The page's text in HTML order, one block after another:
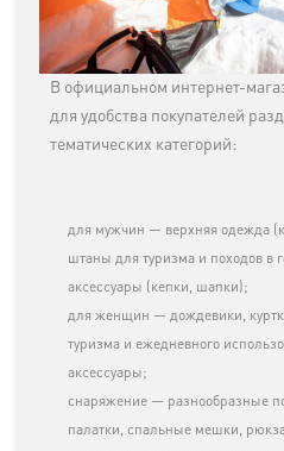
В официальном интернет-
для удобства покупателей
тематических категорий:
для мужчин — верхняя одежда
штаны для туризма и походов в
аксессуары (кепки, шапки);
для женщин — дождевики,
туризма и ежедневного
аксессуары;
снаряжение — разнообразные
палатки, спальные мешки,